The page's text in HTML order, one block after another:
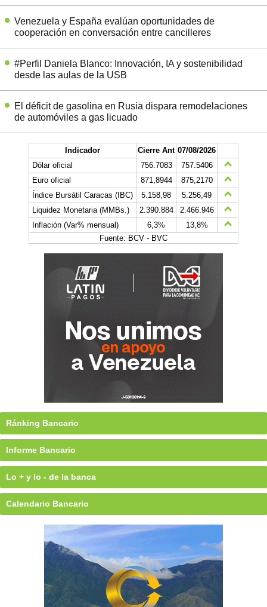
Venezuela y España evalúan oportunidades de
cooperación en conversación entre cancilleres
#Perfil Daniela Blanco: Innovación, IA y sostenibilidad
desde las aulas de la USB
El déficit de gasolina en Rusia dispara remodelaciones
de automóviles a gas licuado
Indicador Cierre Ant 07/08/2026
Dólar oficial
756.7083
757.5406
Euro oficial
871,8944
875,2170
Índice Bursátil Caracas (IBC)
5.158,98
5.256,49
Liquidez Monetaria (MMBs.)
2.390.884
2.466.946
Inflación (Var% mensual)
6,3%
13,8%
Fuente: BCV - BVC
Ránking Bancario
Informe Bancario
Lo + y lo - de la banca
Calendario Bancario